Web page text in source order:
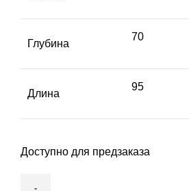
Глубина
70
Длина
95
Доступно для предзаказа